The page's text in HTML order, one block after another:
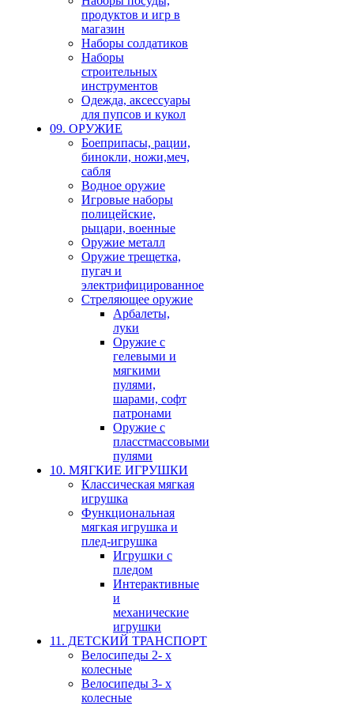
продуктов и игр в
магазин
Наборы солдатиков
Наборы
строительных
инструментов
Одежда, аксессуары
для пупсов и кукол
09. ОРУЖИЕ
Боеприпасы, рации,
бинокли, ножи,меч,
сабля
Водное оружие
Игровые наборы
полицейские,
рыцари, военные
Оружие металл
Оружие трещетка,
пугач и
электрифицированное
Стреляющее оружие
Арбалеты,
луки
Оружие с
гелевыми и
мягкими
пулями,
шарами, софт
патронами
Оружие с
пласстмассовыми
пулями
10. МЯГКИЕ ИГРУШКИ
Классическая мягкая
игрушка
Функциональная
мягкая игрушка и
плед-игрушка
Игрушки с
пледом
Интерактивные
и
механические
игрушки
11. ДЕТСКИЙ ТРАНСПОРТ
Велосипеды 2- х
колесные
Велосипеды 3- х
колесные